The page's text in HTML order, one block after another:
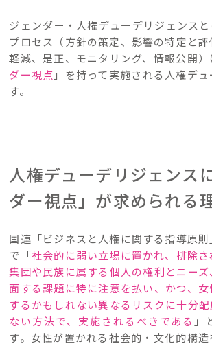
ジェンダー・人権デューデリジェンス
プロセス（方針の策定、影響の特定と評
軽減、是正、モニタリング、情報公開
ダー視点 」を持って実施される人権デ
す。
人権デューデリジェンス
ダー視点」が求められる
国連「ビジネスと人権に関する指導原
で「社会的に弱い立場に置かれ、排除
集団や民族に属する個人の権利とニー
面する課題に特に注意を払い、かつ、
するかもしれない異なるリスクに十分
ない方法で、実施されるべきである 」
す。女性が置かれる社会的・文化的構